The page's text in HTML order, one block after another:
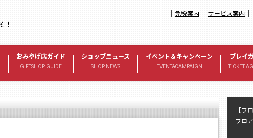
！
免税案内｜ サービス案内｜
おみやげ店ガイド
GIFTSHOP GUIDE
ショップニュース
SHOP NEWS
イベント＆キャンペーン
EVENT&CAMPAIGN
プレイ
TICKET
【フ
フロ